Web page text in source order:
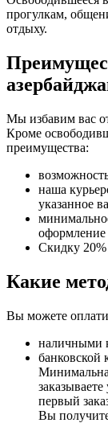
прогулкам,
отдыху.
Мы избавим вас
Кроме
преимущества:
наша
указанное
оформление
Скидку 20%
Какие
Вы можете
наличными
банковской
первый
Вы